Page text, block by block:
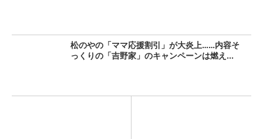
松のやの「ママ応援割引」が大炎上……内容そ
っくりの「吉野家」のキャンペーンは燃え...